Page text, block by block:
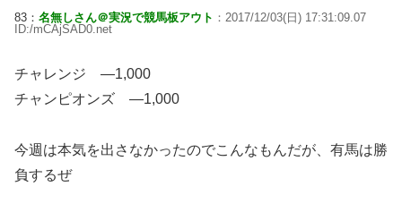
83： 名無しさん＠実況で競馬板アウト ：2017/12/03(日) 17:31:09.07
ID:/mCAjSAD0.net
チャレンジ ―1,000
チャンピオンズ ―1,000
今週は本気を出さなかったのでこんなもんだが、有馬は勝
負するぜ